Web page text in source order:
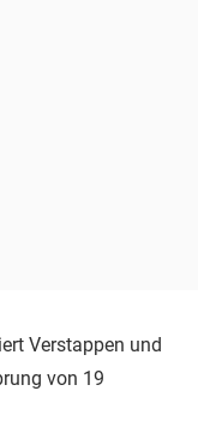
Verstappen und
von 19